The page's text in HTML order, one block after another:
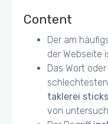
Content
Der am
der Webseite
Das Wort
taklerei
von